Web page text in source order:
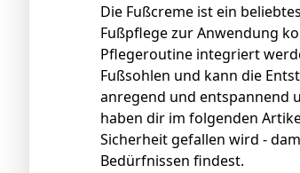
Die Fußcreme ist ein
Fußpflege zur Anwendung
Pflegeroutine integriert
Fußsohlen und kann die
anregend und entspannend
haben dir im folgenden
Sicherheit gefallen wird -
Bedürfnissen findest.